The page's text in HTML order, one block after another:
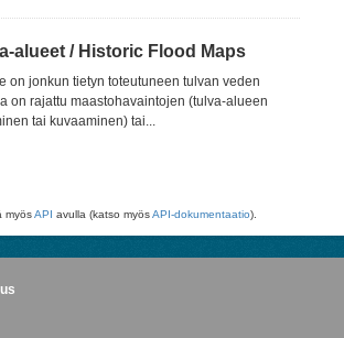
alueet / Historic Flood Maps
on jonkun tietyn toteutuneen tulvan veden
on rajattu maastohavaintojen (tulva-alueen
tai kuvaaminen) tai...
myösAPI avulla (katso myösAPI-dokumentaatio).